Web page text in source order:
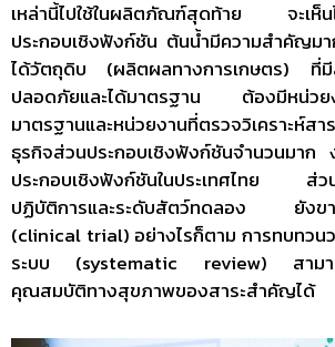
เหล่านี้ไปใช้ในผลิตภัณฑ์สุดท้าย จะเห็น
ประกอบเชิงฟังก์ชัน ต้นน้ำมีความสำคัญมา
ได้วัตถุดิบ (ผลิตผลทางการเกษตร) ที่
ปลอดภัยและได้มาตรฐาน ต้องมีหน่วยง
มาตรฐานและหน่วยงานที่ตรวจวิเคราะ
ธุรกิจส่วนประกอบเชิงฟังก์ชันจำนวนมาก
ประกอบเชิงฟังก์ชันในประเทศไทย ส่ว
ปฏิบัติการและระดับสัตว์ทดลอง ยังขา
(clinical trial) อย่างไรก็ตาม การทบทวน
ระบบ (systematic review) สามาร
คุณสมบัติทางสุขภาพของสาระสำคัญได้